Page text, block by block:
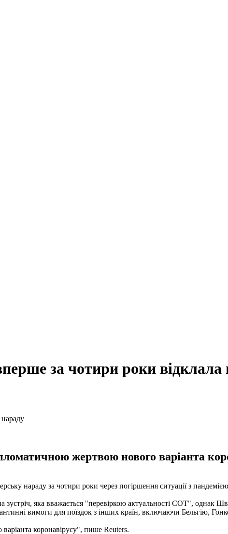
за чотири роки відклала
жертвою нового варіанта
нараду за чотири роки через погіршення ситуації з
яка вважається "перевіркою актуальності СОТ", однак
вимоги для поїздок з інших країн, включаючи Бельгію,
коронавірусу", пише Reuters.